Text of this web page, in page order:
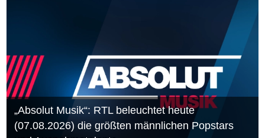
„Absolut Musik“: RTL beleuchtet heute
(07.08.2026) die größten männlichen Popstars